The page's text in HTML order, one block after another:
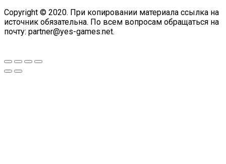
Copyright © 2020. При копировании материала ссылка на
источник обязательна. По всем вопросам обращаться на
почту: partner@yes-games.net.